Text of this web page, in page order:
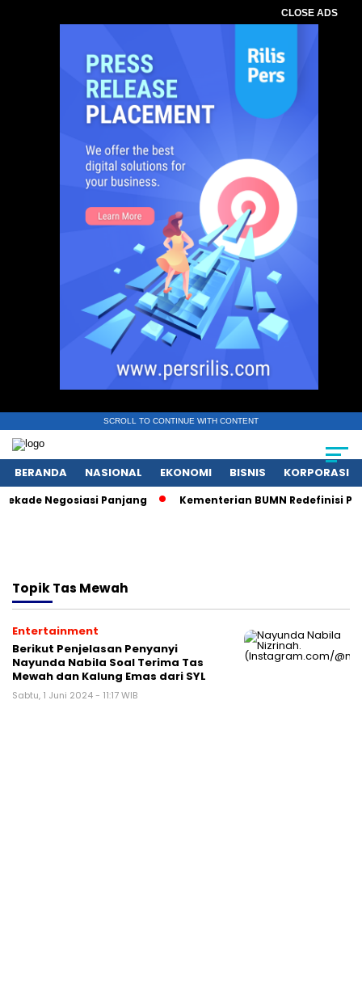
CLOSE ADS
SCROLL TO CONTINUE WITH CONTENT
BERANDA NASIONAL EKONOMI BISNIS KORPORASI
Negosiasi Panjang Kementerian BUMN Redefinisi
TopikTas Mewah
Entertainment
Berikut Penjelasan Penyanyi
Nayunda Nabila Soal Terima Tas
Mewah dan Kalung Emas dari SYL
Sabtu, 1 Juni 2024 - 11:17 WIB